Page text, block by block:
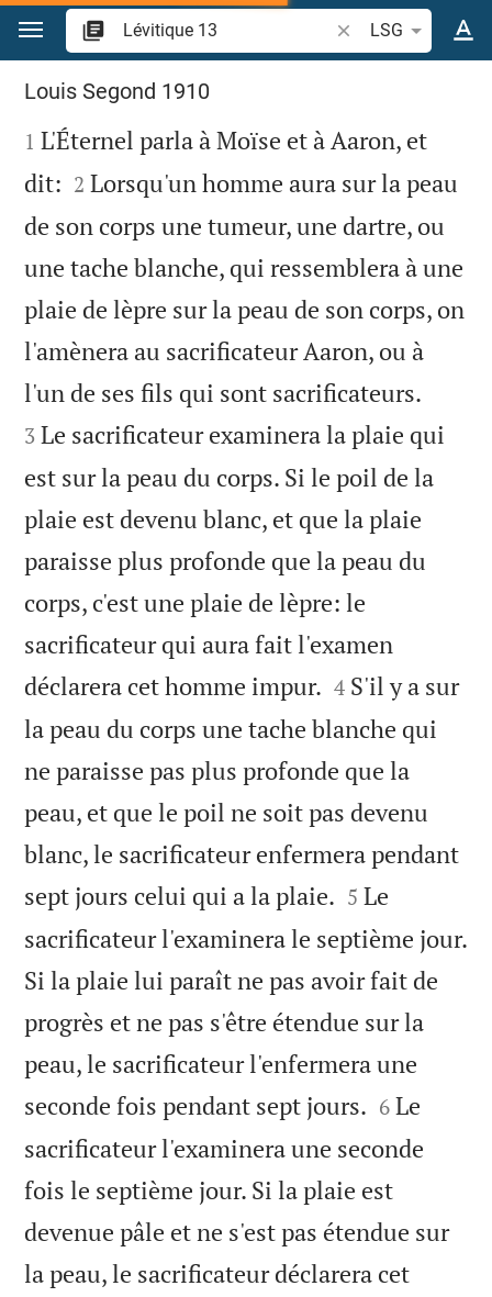
Aller vers contenu
Recherche d'un
LSG
Lévitique 13
Louis Segond 1910

1 L'Éternel parla à Moïse et à Aaron, et
dit: 

2 Lorsqu'un homme aura sur la peau
de son corps une tumeur, une dartre, ou
une tache blanche, qui ressemblera à une
plaie de lèpre sur la peau de son corps, on
l'amènera au sacrificateur Aaron, ou à
l'un de ses fils qui sont sacrificateurs.
3 Le sacrificateur examinera la plaie qui
est sur la peau du corps. Si le poil de la
plaie est devenu blanc, et que la plaie
paraisse plus profonde que la peau du
corps, c'est une plaie de lèpre: le
sacrificateur qui aura fait l'examen
déclarera cet homme impur. 

4 S'il y a sur
la peau du corps une tache blanche qui
ne paraisse pas plus profonde que la
peau, et que le poil ne soit pas devenu
blanc, le sacrificateur enfermera pendant
sept jours celui qui a la plaie. 

5 Le
sacrificateur l'examinera le septième jour.
Si la plaie lui paraît ne pas avoir fait de
progrès et ne pas s'être étendue sur la
peau, le sacrificateur l'enfermera une
seconde fois pendant sept jours. 

6 Le
sacrificateur l'examinera une seconde
fois le septième jour. Si la plaie est
devenue pâle et ne s'est pas étendue sur
la peau, le sacrificateur déclarera cet